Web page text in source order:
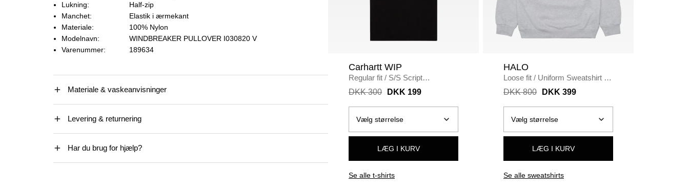
Lukning:
Half-zip
Manchet:
Elastik i ærmekant
Materiale:
100% Nylon
Modelnavn:
WINDBREAKER PULLOVER I030820 V
Varenummer:
189634
Materiale & vaskeanvisninger
Levering & returnering
Har du brug for hjælp?
Carhartt WIP
Regular fit / S/S Script
Embroidery T-Shirt I030435
DKK 300 DKK 199
LÆG I KURV
Se alle t-shirts
HALO
Loose fit / Uniform Sweatshirt /
LIGHT GREY
DKK 800 DKK 399
LÆG I KURV
Se alle sweatshirts